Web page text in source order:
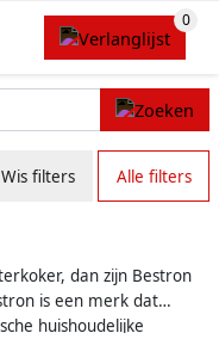
Wis filters Alle filters
dan zijn Bestron
is een merk dat
huishoudelijke
prijs voorop staan.